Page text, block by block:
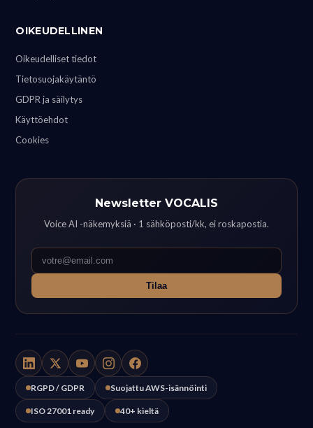
OIKEUDELLINEN
Oikeudelliset tiedot
Tietosuojakäytäntö
GDPR ja säilytys
Käyttöehdot
Cookies
Newsletter VOCALIS
Voice AI -näkemyksiä · 1 sähköposti/kk, ei roskapostia.
Tilaa
RGPD / GDPR Suojattu AWS-isännöinti
ISO 27001 ready 40+ kieltä